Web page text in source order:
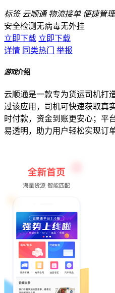
标签 云顺通 物流接单 便捷管理
安全检测无病毒无外挂
立即下载 立即下载
详情 同类热门 举报
游戏介绍
云顺通是一款专为货运司机打
过该应用，司机可快速获取真
时付款，资金到账更安心；平
易透明，助力用户轻松实现订